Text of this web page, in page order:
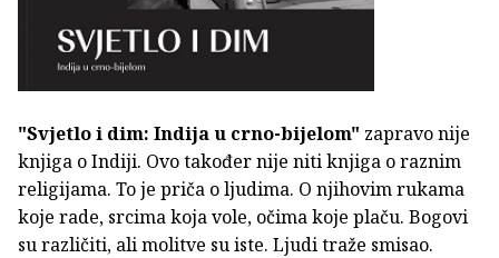
"Svjetlo i dim: Indija u crno-bijelom" zapravo nije
knjiga o Indiji. Ovo također nije niti knjiga o raznim
religijama. To je priča o ljudima. O njihovim rukama
koje rade, srcima koja vole, očima koje plaču. Bogovi
su različiti, ali molitve su iste. Ljudi traže smisao.